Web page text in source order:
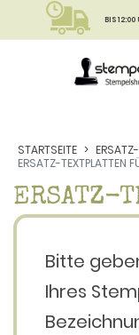
BIS 12:00
STARTSEITE
ERSATZ-TEXTPLATTEN
ERSATZ-
Bitte
Ihres